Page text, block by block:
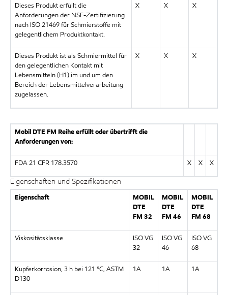
Dieses Produkt erfüllt die
Anforderungen der NSF-Zertifizierung
nach ISO 21469 für Schmierstoffe mit
gelegentlichem Produktkontakt.
X X X
Dieses Produkt ist als Schmiermittel für
den gelegentlichen Kontakt mit
Lebensmitteln (H1) im und um den
Bereich der Lebensmittelverarbeitung
zugelassen.
X X X
Mobil DTE FM Reihe erfüllt oder übertrifft die
Anforderungen von:
FDA 21 CFR 178.3570 X X X
Eigenschaften und Spezifikationen
Eigenschaft
MOBIL
DTE
FM 32
MOBIL
DTE
FM 46
MOBIL
DTE
FM 68
Viskositätsklasse
ISO VG
32
ISO VG
46
ISO VG
68
Kupferkorrosion, 3 h bei 121 °C, ASTM
D130
1A 1A 1A